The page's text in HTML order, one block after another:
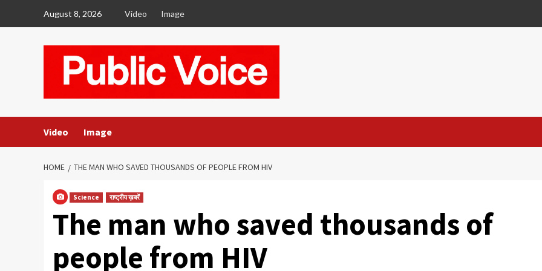
August 8, 2026 Video Image
Video Image
HOME THE MAN WHO SAVED THOUSANDS OF PEOPLE FROM HIV
Science राष्ट्रीय ख़बरें
The man who saved thousands of
people from HIV